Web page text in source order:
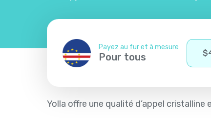
Payez au fur et à mesure
Pour tous $
Yolla offre une qualité d’appel